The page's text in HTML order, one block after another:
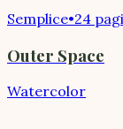
Semplice•24
Outer Space
Watercolor